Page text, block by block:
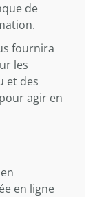
de
fournira
les
et des
agir en
en ligne